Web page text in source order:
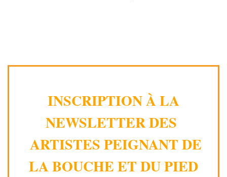
INSCRIPTION À LA
NEWSLETTER DES
ARTISTES PEIGNANT DE
LA BOUCHE ET DU PIED